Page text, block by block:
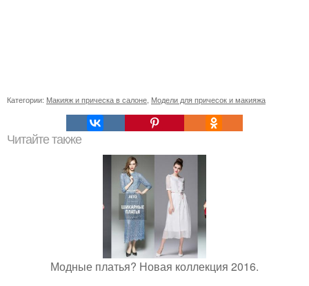
Категории: Макияж и прическа в салоне Модели для причесок и макияжа
Читайте также
Модные платья? Новая коллекция 2016.